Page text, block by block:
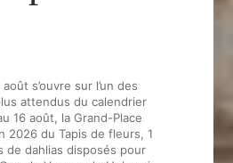
s’ouvre sur l’un des
attendus du calendrier
16 août, la Grand-Place
2026 du Tapis de fleurs, 1
de dahlias disposés pour